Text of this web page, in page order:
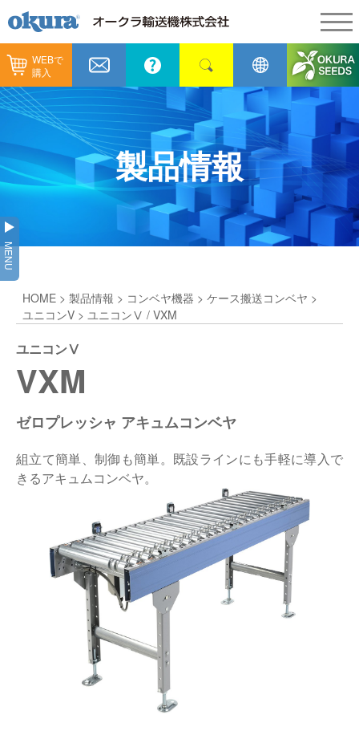
WEBで
購入
製品情報
製品情報
コンベヤ機器
コンベヤ機器を探す
ヒント集
GTPシステム
仕分けシステム
ピッキングシステム
保管システム
パレタイズ・デパレタイズシステム
バンニング・デバンニングシステム
バーチカル装置（垂直搬送機）
納入事例
納入事例
全業種
飲料
通販
食品
メンテナンス
カタログ／CAD
代表あいさつ
企業理念
会社概要
事業所一覧
オークラグループ
オークラの取組み
採用情報
ショールーム
オークラミュージアム
新着情報
物流用語集
オークラ育英財団
プライバシーポリシー
サイトポリシー
製品情報
MENU
HOME > 製品情報 > コンベヤ機器 > ケース搬送コンベヤ >
ユニコンV > ユニコンⅤ / VXM
ユニコンⅤ
VXM
ゼロプレッシャ アキュムコンベヤ
組立て簡単、制御も簡単。既設ラインにも手軽に導入で
きるアキュムコンベヤ。